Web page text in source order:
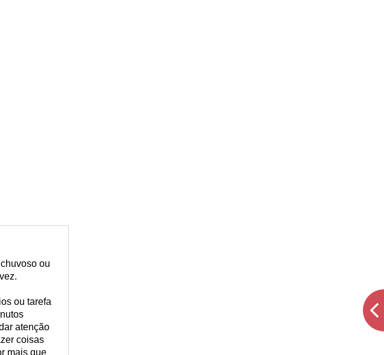
ou
ou tarefa
atenção
coisas
mais que